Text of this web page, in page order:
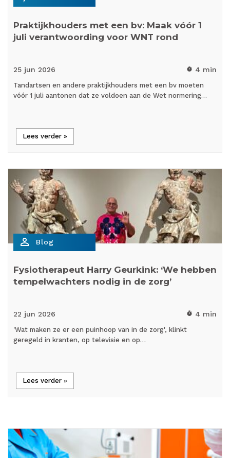
Praktijkhouders met een bv: Maak vóór 1
juli verantwoording voor WNT rond
25 jun 2026 timer 4 min
Tandartsen en andere praktijkhouders met een bv moeten
vóór 1 juli aantonen dat ze voldoen aan de Wet normering…
Lees verder »
person_outline Blog
Fysiotherapeut Harry Geurkink: ‘We hebben
tempelwachters nodig in de zorg’
22 jun 2026 timer 4 min
'Wat maken ze er een puinhoop van in de zorg', klinkt
geregeld in kranten, op televisie en op…
Lees verder »